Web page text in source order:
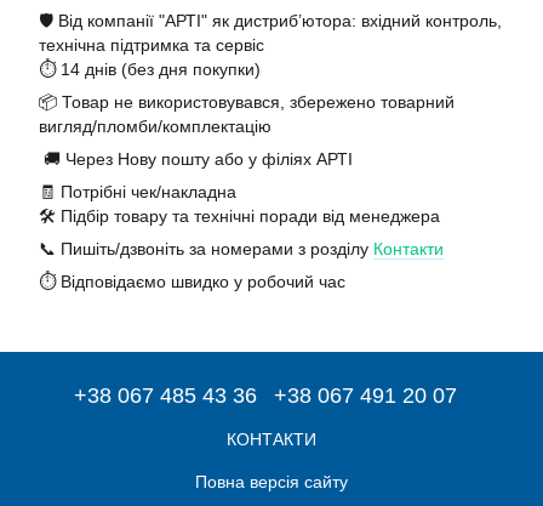
🛡️ Від компанії "АРТІ" як дистриб’ютора: вхідний контроль,
технічна підтримка та сервіс
⏱️ 14 днів (без дня покупки)
📦 Товар не використовувався, збережено товарний
вигляд/пломби/комплектацію
🚚 Через Нову пошту або у філіях АРТІ
🧾 Потрібні чек/накладна
🛠️ Підбір товару та технічні поради від менеджера
📞 Пишіть/дзвоніть за номерами з розділу Контакти
⏱️ Відповідаємо швидко у робочий час
+38 067 485 43 36 +38 067 491 20 07
КОНТАКТИ
Повна версія сайту